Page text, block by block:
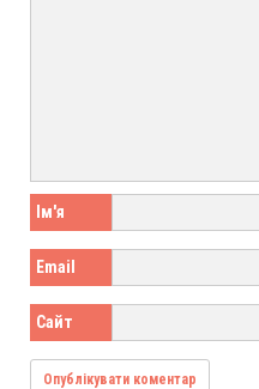
Ім'я
Email
Сайт